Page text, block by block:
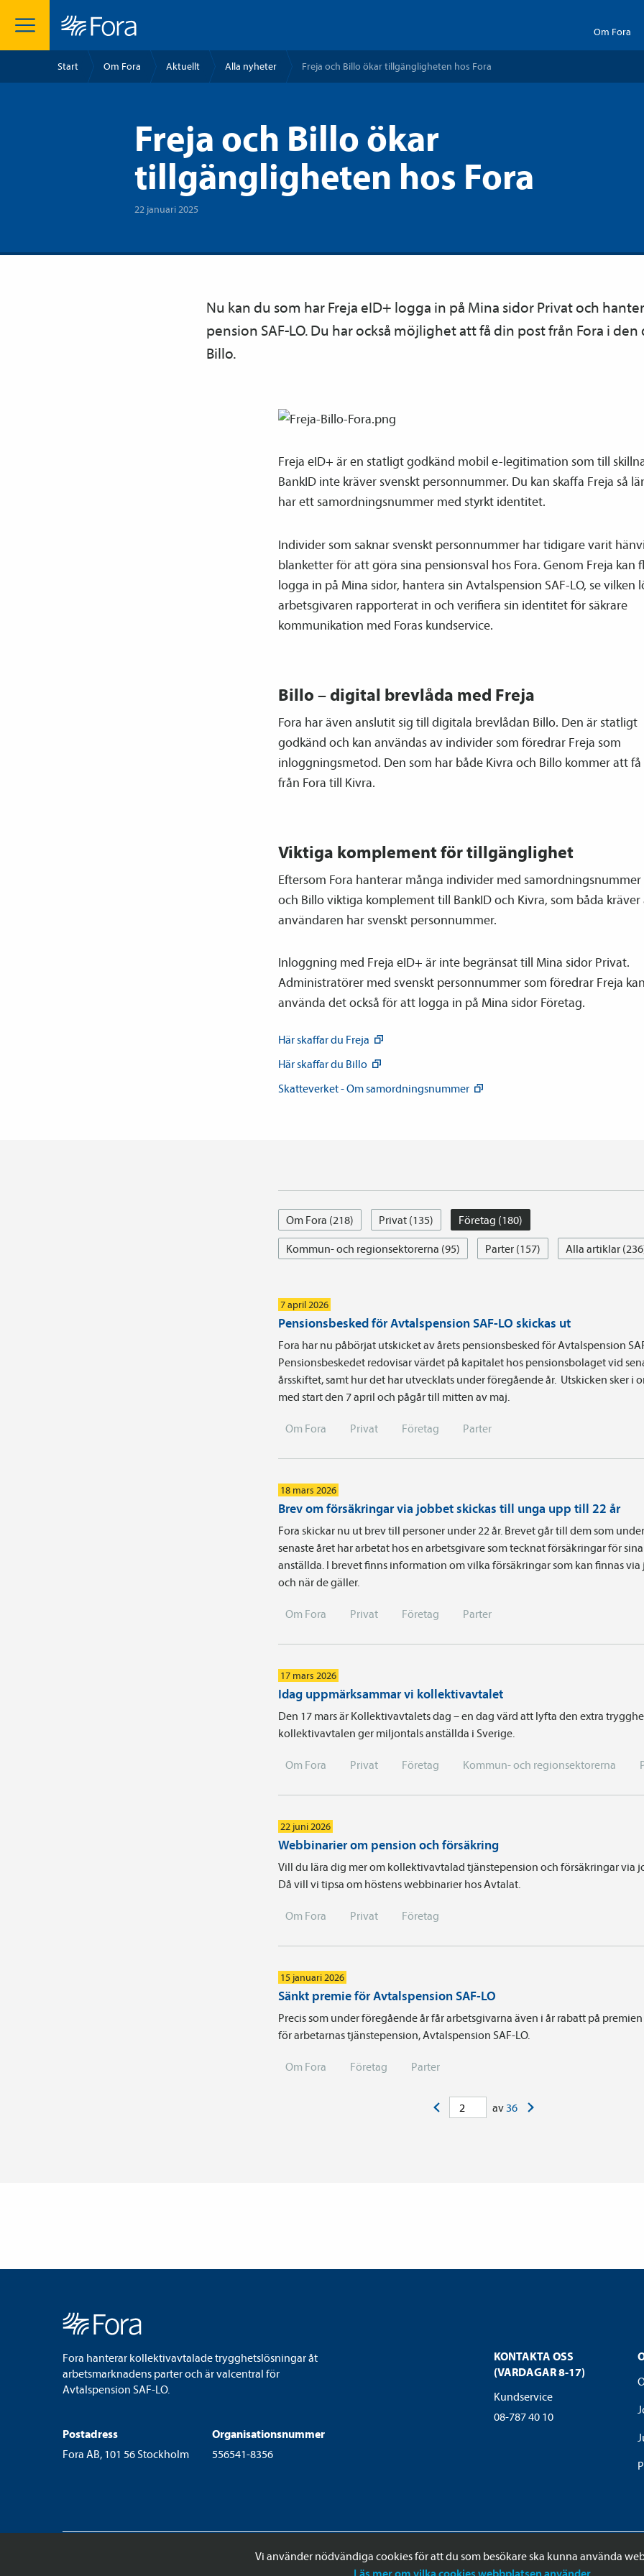
Vi använder nödvändiga cookies för att du som besökare ska kunna använda
Läs mer om vilka cookies webbplatsen använder
Om Fora
Start Om Fora Aktuellt Alla nyheter Freja och Billo ökar tillgängligheten hos Fora
Freja och Billo ökar
tillgängligheten hos Fora
22 januari 2025
Nu kan du som har Freja eID+ logga in på Mina sidor Privat och
pension SAF-LO. Du har också möjlighet att få din post från Fora i
Billo.
Freja eID+ är en statligt godkänd mobil e-legitimation som till
BankID inte kräver svenskt personnummer. Du kan skaffa Freja så
har ett samordnings­nummer med styrkt identitet.
Individer som saknar svenskt personnummer har tidigare varit
blanketter för att göra sina pensions­val hos Fora. Genom Freja kan
logga in på Mina sidor, hantera sin Avtals­pension SAF-LO, se vilken
arbetsgivaren rapporterat in och verifiera sin identitet för säkrare
kommunikation med Foras kundservice.
Billo – digital brevlåda med Freja
Fora har även anslutit sig till digitala brevlådan Billo. Den är statligt
godkänd och kan användas av individer som föredrar Freja som
inloggningsmetod. Den som har både Kivra och Billo kommer att få
från Fora till Kivra.
Viktiga komplement för tillgänglighet
Eftersom Fora hanterar många individer med samordnings­nummer
och Billo viktiga komplement till BankID och Kivra, som båda
användaren har svenskt personnummer.
Inloggning med Freja eID+ är inte begränsat till Mina sidor Privat.
Administratörer med svenskt personnummer som föredrar Freja
använda det också för att logga in på Mina sidor Företag.
Här skaffar du Freja
Här skaffar du Billo
Skatteverket - Omsamordnings­nummer
Om Fora (218) Privat (135)
Företag (180)
Kommun- och regionsektorerna (95)
Parter (157) Alla artiklar
7 april 2026
Pensionsbesked för Avtalspension SAF-LO skickas ut
Fora har nu påbörjat utskicket av årets pensionsbesked för Avtalspension
Pensionsbeskedet redovisar värdet på kapitalet hos pensionsbolaget vid
årsskiftet, samt hur det har utvecklats under föregående år. Utskicken sker i
med start den 7 april och pågår till mitten av maj.
Om Fora Privat Företag Parter
18 mars 2026
Brev om försäkringar via jobbet skickas till unga upp till 22 år
Fora skickar nu ut brev till personer under 22 år. Brevet går till dem som
senaste året har arbetat hos en arbetsgivare som tecknat försäkringar för sina
anställda. I brevet finns information om vilka försäkringar som kan finnas
och när de gäller.
Om Fora Privat Företag Parter
17 mars 2026
Idag uppmärksammar vi kollektivavtalet
Den 17 mars är Kollektivavtalets dag – en dag värd att lyfta den extra
kollektivavtalen ger miljontals anställda i Sverige.
Om Fora Privat Företag Kommun- och regionsektorerna
22 juni 2026
Webbinarier om pension och försäkring
Vill du lära dig mer om kollektivavtalad tjänstepension och försäkringar via
Då vill vi tipsa om höstens webbinarier hos Avtalat.
Om Fora Privat Företag
15 januari 2026
Sänkt premie för Avtalspension SAF-LO
Precis som under föregående år får arbetsgivarna även i år rabatt på
för arbetarnas tjänste­pension, Avtals­pension SAF-LO.
Om Fora Företag Parter
av36
KONTAKTA OSS
(VARDAGAR 8-17)
Kundservice
08-787 40 10
Fora hanterar kollektivavtalade trygghetslösningar åt
arbetsmarknadens parter och är valcentral för
Avtalspension SAF-LO.
Postadress
Fora AB, 101 56 Stockholm
Organisationsnummer
556541-8356